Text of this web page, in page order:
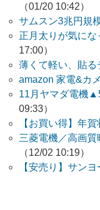
（01/20 10:42）
サムスン3兆円
正月太りが気に
17:00）
薄くて軽い、貼
amazon 家電&カ
11月ヤマダ電機
09:33）
【お買い得】
三菱電機／高画
（12/02 10:19）
【安売り】サン